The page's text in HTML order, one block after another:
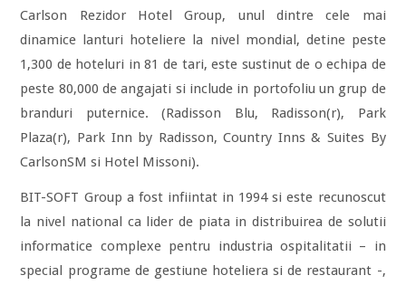
Carlson Rezidor Hotel Group, unul dintre cele mai
dinamice lanturi hoteliere la nivel mondial, detine peste
1,300 de hoteluri in 81 de tari, este sustinut de o echipa de
peste 80,000 de angajati si include in portofoliu un grup de
branduri puternice. (Radisson Blu, Radisson(r), Park
Plaza(r), Park Inn by Radisson, Country Inns & Suites By
CarlsonSM si Hotel Missoni).
BIT-SOFT Group a fost infiintat in 1994 si este recunoscut
la nivel national ca lider de piata in distribuirea de solutii
informatice complexe pentru industria ospitalitatii – in
special programe de gestiune hoteliera si de restaurant -,